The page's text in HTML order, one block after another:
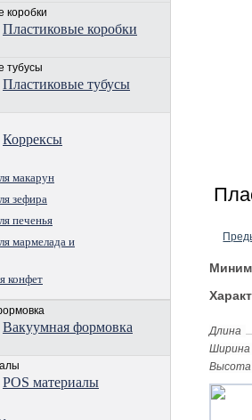
Пластиковые коробки
Пластиковые тубусы
Коррексы
макарун
зефира
печенья
мармелада и
конфет
Вакуумная формовка
POS материалы
Длина
Ширина
Высота